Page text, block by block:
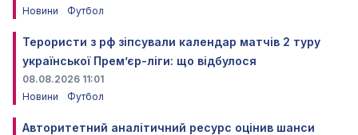
Новини
Футбол
Терористи з рф зіпсували календар матчів 2 туру
української Прем’єр-ліги: що відбулося
08.08.2026 11:01
Новини
Футбол
Авторитетний аналітичний ресурс оцінив шанси